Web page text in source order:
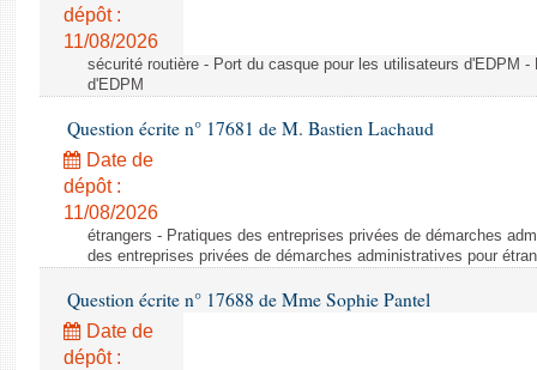
dépôt :
11/08/2026
sécurité routière - Port du casque pour les utilisateurs d'EDPM
d'EDPM
Question écrite n° 17681 de M. Bastien Lachaud
Date de
dépôt :
11/08/2026
étrangers - Pratiques des entreprises privées de démarches
des entreprises privées de démarches administratives pour
Question écrite n° 17688 de Mme Sophie Pantel
Date de
dépôt :